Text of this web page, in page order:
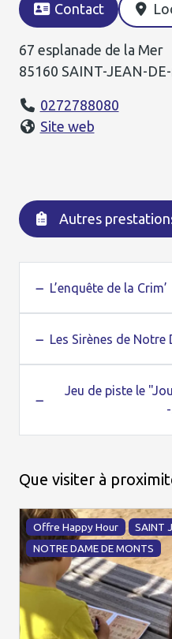
Contact
67 esplanade de la Mer
85160 SAINT-JEAN-
0272788080
Site web
Autres
L’enquête de la Crim’
Les Sirènes de
Jeu de piste le
Que visiter à
Offre Happy Hour
SAINT
NOTRE DAME DE MONTS